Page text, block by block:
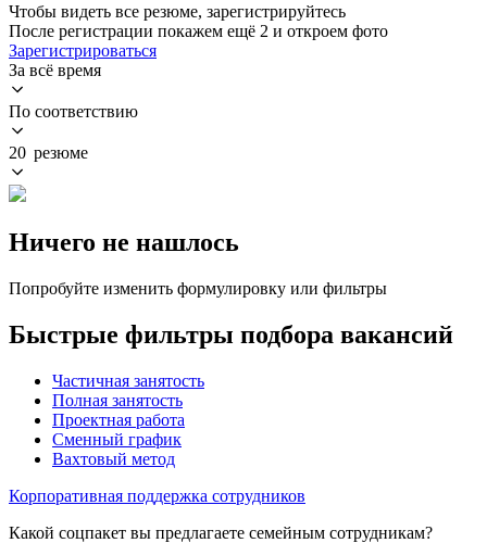
Чтобы видеть все резюме, зарегистрируйтесь
После регистрации покажем ещё 2 и откроем фото
Зарегистрироваться
За всё время
По соответствию
20 резюме
Ничего не нашлось
Попробуйте изменить формулировку или фильтры
Быстрые фильтры подбора вакансий
Частичная занятость
Полная занятость
Проектная работа
Сменный график
Вахтовый метод
Корпоративная поддержка сотрудников
Какой соцпакет вы предлагаете семейным сотрудникам?